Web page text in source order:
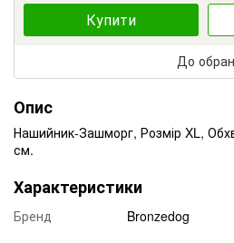
Купити
До
Опис
Нашийник-Зашморг, Розмір XL,
см.
Характеристики
Бренд Bronzedog